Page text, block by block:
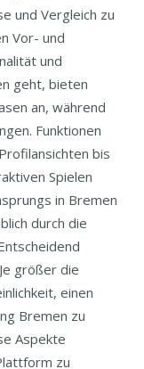
und Vergleich zu
Vor- und
und
geht, bieten
an, während
Funktionen
bis
Spielen
in Bremen
durch die
größer die
einen
Bremen zu
Aspekte
zu